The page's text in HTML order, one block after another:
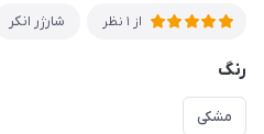
از 1 نظر شارژر انکر
رنگ
مشکی